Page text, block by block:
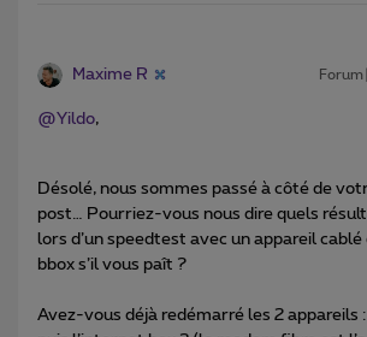
Maxime R
@Yildo,
Désolé, nous sommes passé à côté de
post… Pourriez-vous nous dire quels
lors d’un speedtest avec un appareil cablé
bbox s’il vous paît ?
Avez-vous déjà redémarré les 2 appareils